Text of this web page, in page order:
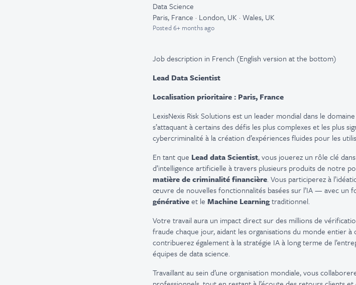
Data Science
Paris, France · London, UK · Wales, UK
Posted6+ months ago
Job description in French (English version at the bottom)
Lead Data Scientist
Localisation prioritaire : Paris, France
LexisNexis Risk Solutions est un leader mondial dans le
s’attaquant à certains des défis les plus complexes et les plus
cybercriminalité à la création d’expériences fluides pour les
En tant que Lead data Scientist, vous jouerez un rôle clé
d’intelligence artificielle à travers plusieurs produits de notre
matière de criminalité financière. Vous participerez à
œuvre de nouvelles fonctionnalités basées sur l’IA — avec un
générativeet le Machine Learningtraditionnel.
Votre travail aura un impact direct sur des millions de
fraude chaque jour, aidant les organisations du monde entier
contribuerez également à la stratégie IA à long terme de
équipes de data science.
Travaillant au sein d’une organisation mondiale, vous